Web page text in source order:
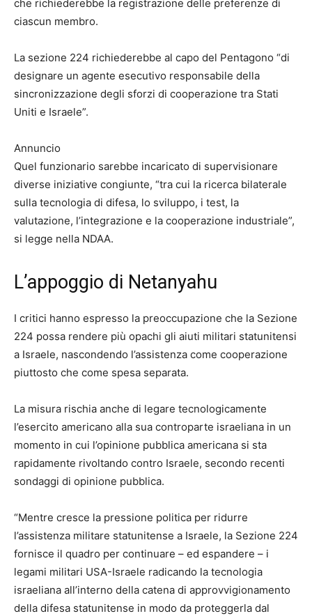
che richiederebbe la registrazione delle preferenze di
ciascun membro.
La sezione 224 richiederebbe al capo del Pentagono “di
designare un agente esecutivo responsabile della
sincronizzazione degli sforzi di cooperazione tra Stati
Uniti e Israele”.
Annuncio
Quel funzionario sarebbe incaricato di supervisionare
diverse iniziative congiunte, “tra cui la ricerca bilaterale
sulla tecnologia di difesa, lo sviluppo, i test, la
valutazione, l’integrazione e la cooperazione industriale”,
si legge nella NDAA.
L’appoggio di Netanyahu
I critici hanno espresso la preoccupazione che la Sezione
224 possa rendere più opachi gli aiuti militari statunitensi
a Israele, nascondendo l’assistenza come cooperazione
piuttosto che come spesa separata.
La misura rischia anche di legare tecnologicamente
l’esercito americano alla sua controparte israeliana in un
momento in cui l’opinione pubblica americana si sta
rapidamente rivoltando contro Israele, secondo recenti
sondaggi di opinione pubblica.
“Mentre cresce la pressione politica per ridurre
l’assistenza militare statunitense a Israele, la Sezione 224
fornisce il quadro per continuare – ed espandere – i
legami militari USA-Israele radicando la tecnologia
israeliana all’interno della catena di approvvigionamento
della difesa statunitense in modo da proteggerla dal